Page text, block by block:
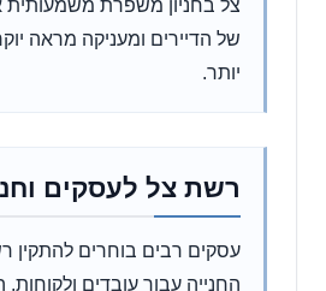
צל בחניון משפרת משמעותית
של הדיירים ומעניקה מראה
יותר.
רשת צל לעסקים
עסקים רבים בוחרים להתקין
החנייה עבור עובדים ולקוחות.